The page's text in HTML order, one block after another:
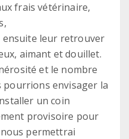
frais vétérinaire,
ensuite leur retrouver
aimant et douillet.
et le nombre
envisager la
un coin
provisoire pour
permettrai